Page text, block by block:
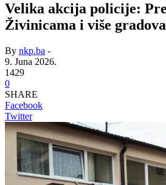
Velika akcija policije:
Živinicama i više
By nkp.ba -
9. Juna 2026.
1429
0
SHARE
Facebook
Twitter